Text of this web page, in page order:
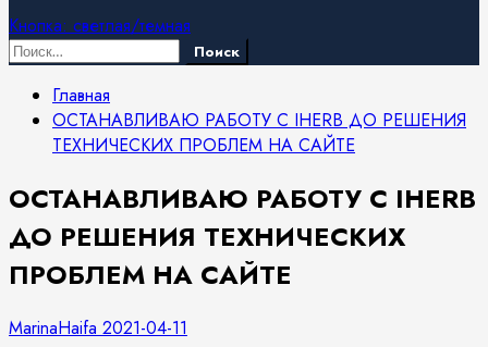
Кнопка: светлая/темная
Найти:
Главная
ОСТАНАВЛИВАЮ РАБОТУ С IHERB ДО РЕШЕНИЯ
ТЕХНИЧЕСКИХ ПРОБЛЕМ НА САЙТЕ
ОСТАНАВЛИВАЮ РАБОТУ С IHERB
ДО РЕШЕНИЯ ТЕХНИЧЕСКИХ
ПРОБЛЕМ НА САЙТЕ
MarinaHaifa 2021-04-11